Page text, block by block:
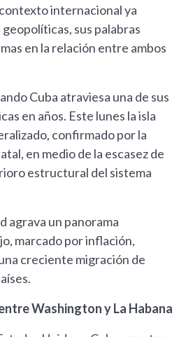
internacional ya
sus palabras
en la relación entre ambos
Cuba atraviesa una de sus
en años. Este lunes la isla
confirmado por la
en medio de la escasez de
estructural del sistema
agrava un panorama
marcado por inflación,
creciente migración de
Washington y La Habana